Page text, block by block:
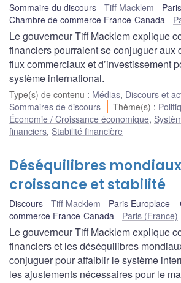
Sommaire du discours Tiff Macklem
Chambre de commerce France-Canada
Le gouverneur Tiff Macklem explique
financiers pourraient se conjuguer aux
flux commerciaux et d’investissement
système international.
Type(s) de contenu : Médias, Discours et
Sommaires de discours
Thème(s) :
Économie / Croissance économique,
financiers, Stabilité financière
Déséquilibres
croissance et stabilité
Discours Tiff Macklem
Paris Europlace
commerce France-Canada
Paris (France)
Le gouverneur Tiff Macklem explique
financiers et les déséquilibres
conjuguer pour affaiblir le système
les ajustements nécessaires pour le